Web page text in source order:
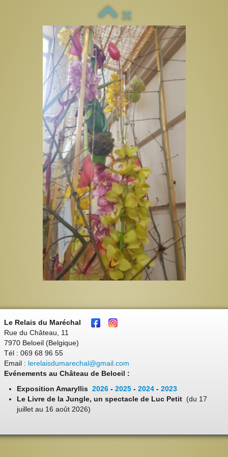
Le Relais du Maréchal
Rue du Château, 11
7970 Beloeil (Belgique)
Tél : 069 68 96 55
Email : lerelaisdumarechal@gmail.com
Evénements au Château de Beloeil :
Exposition Amaryllis 2026 - 2025 - 2024 - 2023
Le Livre de la Jungle, un spectacle de Luc Petit (du 17
juillet au 16 août 2026)